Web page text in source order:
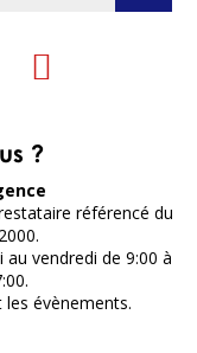
?
référencé du
vendredi de 9:00 à
évènements.